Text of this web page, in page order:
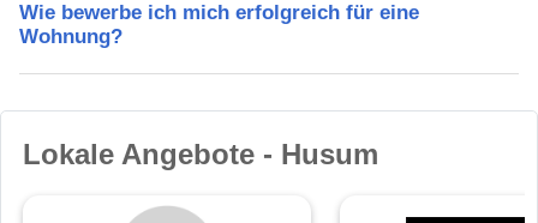
Wie bewerbe ich mich erfolgreich für eine
Wohnung?
Lokale Angebote - Husum